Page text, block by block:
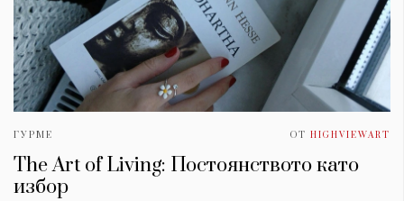
ГУРМЕ ОТ HIGHVIEWART
The Art of Living: Постоянството като
избор